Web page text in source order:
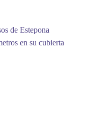
de Estepona
en su cubierta